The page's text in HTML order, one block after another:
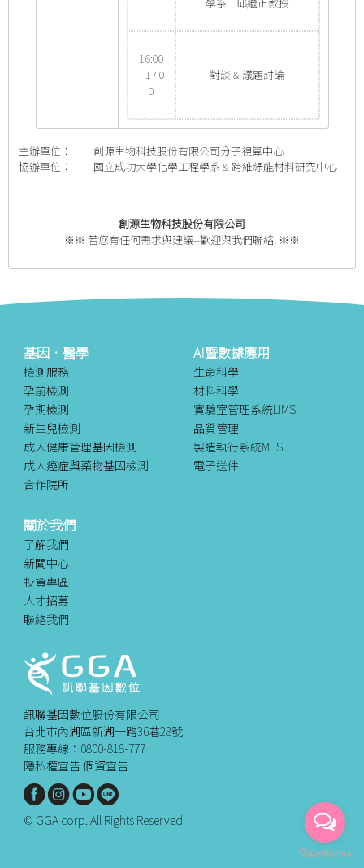
16:00
– 17:0
0
對談 & 議題討論
主辦單位： 創源生物科技股份有限公司分子視算中心
協辦單位： 國立成功大學化學工程學系 & 跨維綠能材料研究中心
創源生物科技股份有限公司
※※ 若您有任何需求與建議--歡迎與我們聯絡! ※※
基因．醫學
檢測服務
孕前檢測
孕期檢測
新生兒檢測
成人健康管理基因檢測
成人癌症與藥物基因檢測
合作院所
AI暨數據應用
生命科學
材料科學
實驗室管理系統LIMS
品質管理
製造執行系統MES
電子送件
關於我們
了解我們
新聞中心
投資專區
人才招募
聯絡我們
訊聯基因數位股份有限公司
台北市內湖區新湖一路36巷28號
服務專線：0800-818-777
隱私權宣告個資宣告
© GGA corp. All Rights Reserved.